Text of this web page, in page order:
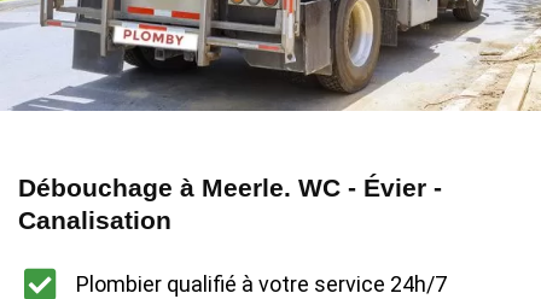
Débouchage à Meerle. WC - Évier -
Canalisation
Plombier qualifié à votre service 24h/7